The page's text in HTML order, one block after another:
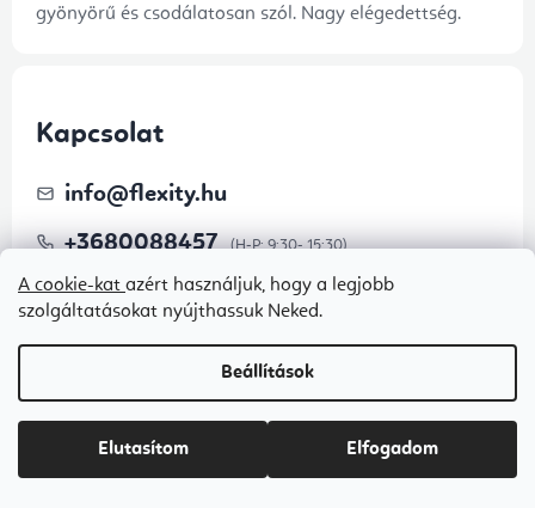
A cookie-kat azért használjuk, hogy a legjobb
szolgáltatásokat nyújthassuk Neked.
Beállítások
Elutasítom Elfogadom
gyönyörű és csodálatosan szól. Nagy elégedettség.
Kapcsolat
info@flexity.hu
+3680088457
Iratkozzon fel hírlevelünkre